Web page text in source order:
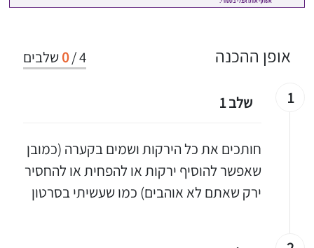
4
/
0 שלבים אופן ההכנה
1 שלב 1
חותכים את כל הירקות ושמים בקערה (כמובן
שאפשר להוסיף ירקות או להפחית או להחסיר
ירק שאתם לא אוהבים) כמו שעשיתי בסרטון